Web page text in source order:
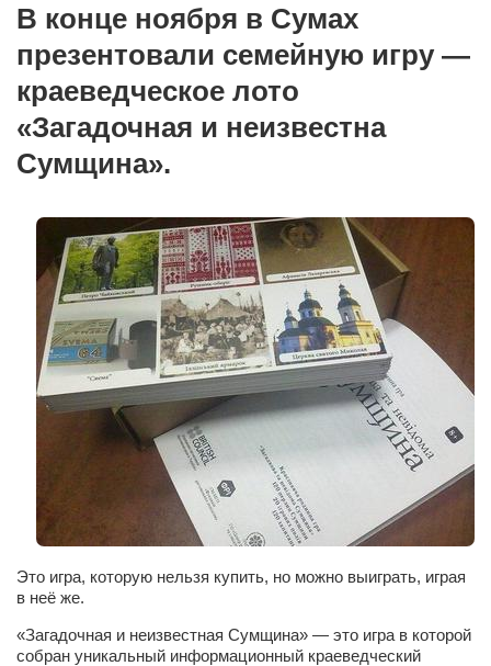
Здоровье
Здоровый образ жизни
Активный отдых
Курьезы
Досье
Арт-менеджеры
Лариса Ильченко
Орест Коваль
Тамара Кубракова
Елена Мельник
Вера Паненко
Актёры
В конце ноября в Сумах
презентовали семейную игру —
краеведческое лото
«Загадочная и неизвестна
Сумщина».
Это игра, которую нельзя купить, но можно выиграть, играя
в неё же.
«Загадочная и неизвестная Сумщина» — это игра в которой
собран уникальный информационный краеведческий